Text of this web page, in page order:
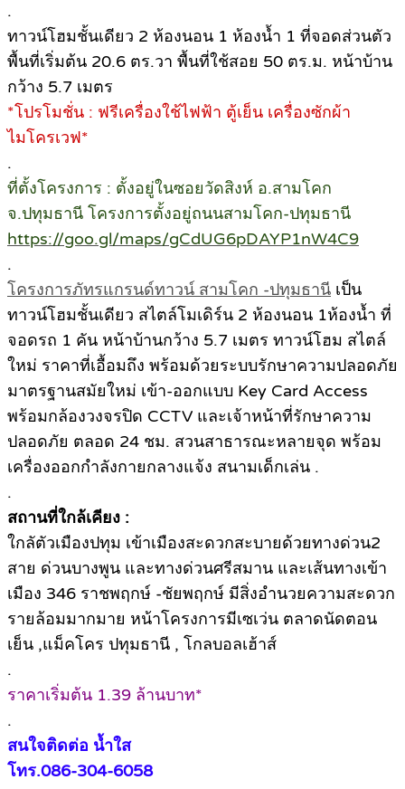
.
ทาวน์โฮมชั้นเดียว 2 ห้องนอน 1 ห้องน้ำ 1 ที่จอดส่วนตัว
พื้นที่เริ่มต้น 20.6 ตร.วา พื้นที่ใช้สอย 50 ตร.ม. หน้าบ้าน
กว้าง 5.7 เมตร
*โปรโมชั่น : ฟรีเครื่องใช้ไฟฟ้า ตู้เย็น เครื่องซักผ้า
ไมโครเวฟ*
.
ที่ตั้งโครงการ : ตั้งอยู่ในซอยวัดสิงห์ อ.สามโคก
จ.ปทุมธานี โครงการตั้งอยู่ถนนสามโคก-ปทุมธานี
https://goo.gl/maps/gCdUG6pDAYP1nW4C9
.
โครงการภัทรแกรนด์ทาวน์ สามโคก -ปทุมธานี เป็น
ทาวน์โฮมชั้นเดียว สไตล์โมเดิร์น 2 ห้องนอน 1ห้องน้ำ ที่
จอดรถ 1 คัน หน้าบ้านกว้าง 5.7 เมตร ทาวน์โฮม สไตล์
ใหม่ ราคาที่เอื้อมถึง พร้อมด้วยระบบรักษาความปลอดภัย
มาตรฐานสมัยใหม่ เข้า-ออกแบบ Key Card Access
พร้อมกล้องวงจรปิด CCTV และเจ้าหน้าที่รักษาความ
ปลอดภัย ตลอด 24 ชม. สวนสาธารณะหลายจุด พร้อม
เครื่องออกกำลังกายกลางแจ้ง สนามเด็กเล่น .
.
สถานที่ใกล้เคียง :
ใกลัตัวเมืองปทุม เข้าเมืองสะดวกสะบายด้วยทางด่วน2
สาย ด่วนบางพูน และทางด่วนศรีสมาน และเส้นทางเข้า
เมือง 346 ราชพฤกษ์ -ชัยพฤกษ์ มีสิ่งอำนวยความสะดวก
รายล้อมมากมาย หน้าโครงการมีเซเว่น ตลาดนัดตอน
เย็น ,แม็คโคร ปทุมธานี , โกลบอลเฮ้าส์
.
ราคาเริ่มต้น 1.39 ล้านบาท*
.
สนใจติดต่อ น้ำใส
โทร.086-304-6058